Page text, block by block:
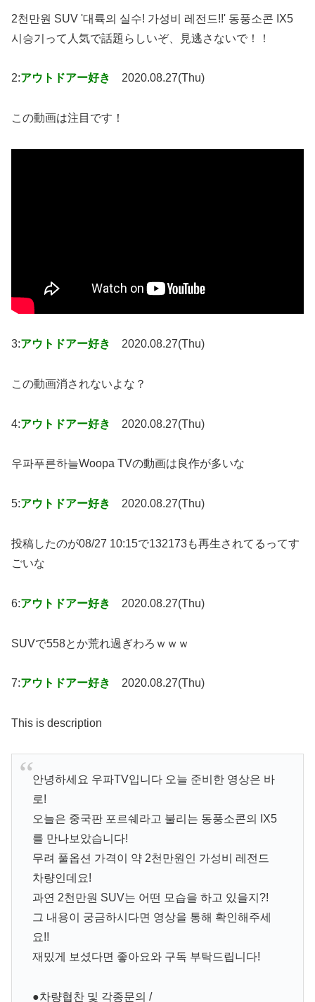
2천만원 SUV '대륙의 실수! 가성비 레전드!!' 동풍소콘 IX5
시승기って人気で話題らしいぞ、見逃さないで！！
2:アウトドアー好き 2020.08.27(Thu)
この動画は注目です！
3:アウトドアー好き 2020.08.27(Thu)
この動画消されないよな？
4:アウトドアー好き 2020.08.27(Thu)
우파푸른하늘Woopa TVの動画は良作が多いな
5:アウトドアー好き 2020.08.27(Thu)
投稿したのが08/27 10:15で132173も再生されてるってす
ごいな
6:アウトドアー好き 2020.08.27(Thu)
SUVで558とか荒れ過ぎわろｗｗｗ
7:アウトドアー好き 2020.08.27(Thu)
This is description
안녕하세요 우파TV입니다 오늘 준비한 영상은 바
로!
오늘은 중국판 포르쉐라고 불리는 동풍소콘의 IX5
를 만나보았습니다!
무려 풀옵션 가격이 약 2천만원인 가성비 레전드
차량인데요!
과연 2천만원 SUV는 어떤 모습을 하고 있을지?!
그 내용이 궁금하시다면 영상을 통해 확인해주세
요!!
재밌게 보셨다면 좋아요와 구독 부탁드립니다!
●차량협찬 및 각종문의 /